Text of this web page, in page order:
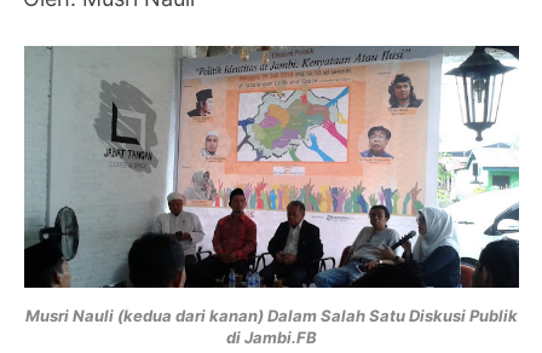
Musri Nauli (kedua dari kanan) Dalam Salah Satu Diskusi Publik
di Jambi.FB